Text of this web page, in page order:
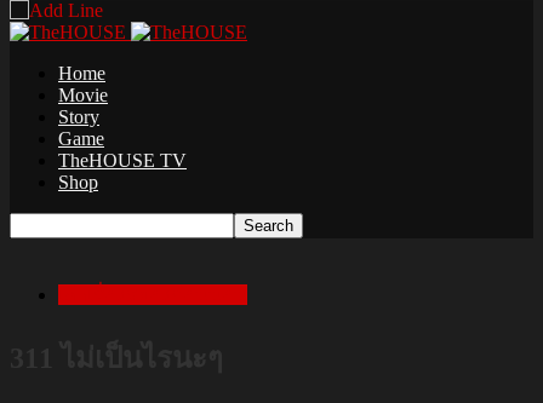
Home
Movie
Story
Game
TheHOUSE TV
Shop